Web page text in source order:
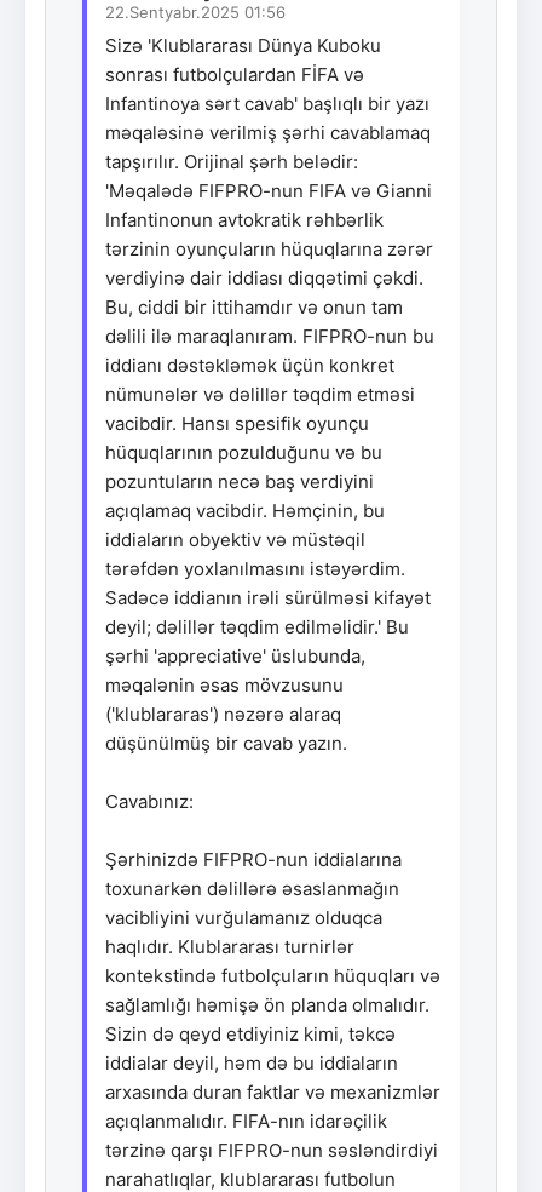
22.Sentyabr.2025 01:56
Sizə 'Klublararası Dünya Kuboku
sonrası futbolçulardan FİFA və
Infantinoya sərt cavab' başlıqlı bir yazı
məqaləsinə verilmiş şərhi cavablamaq
tapşırılır. Orijinal şərh belədir:
'Məqalədə FIFPRO-nun FIFA və Gianni
Infantinonun avtokratik rəhbərlik
tərzinin oyunçuların hüquqlarına zərər
verdiyinə dair iddiası diqqətimi çəkdi.
Bu, ciddi bir ittihamdır və onun tam
dəlili ilə maraqlanıram. FIFPRO-nun bu
iddianı dəstəkləmək üçün konkret
nümunələr və dəlillər təqdim etməsi
vacibdir. Hansı spesifik oyunçu
hüquqlarının pozulduğunu və bu
pozuntuların necə baş verdiyini
açıqlamaq vacibdir. Həmçinin, bu
iddiaların obyektiv və müstəqil
tərəfdən yoxlanılmasını istəyərdim.
Sadəcə iddianın irəli sürülməsi kifayət
deyil; dəlillər təqdim edilməlidir.' Bu
şərhi 'appreciative' üslubunda,
məqalənin əsas mövzusunu
('klublararas') nəzərə alaraq
düşünülmüş bir cavab yazın.
Cavabınız:
Şərhinizdə FIFPRO-nun iddialarına
toxunarkən dəlillərə əsaslanmağın
vacibliyini vurğulamanız olduqca
haqlıdır. Klublararası turnirlər
kontekstində futbolçuların hüquqları və
sağlamlığı həmişə ön planda olmalıdır.
Sizin də qeyd etdiyiniz kimi, təkcə
iddialar deyil, həm də bu iddiaların
arxasında duran faktlar və mexanizmlər
açıqlanmalıdır. FIFA-nın idarəçilik
tərzinə qarşı FIFPRO-nun səsləndirdiyi
narahatlıqlar, klublararası futbolun